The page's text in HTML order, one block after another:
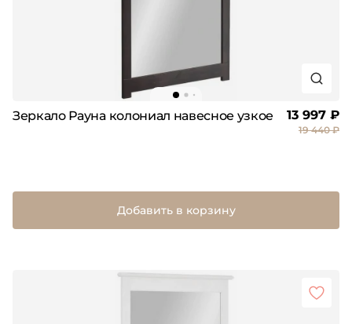
Зеркало Рауна колониал навесное узкое 13 997 ₽
19 440 ₽
Добавить в корзину